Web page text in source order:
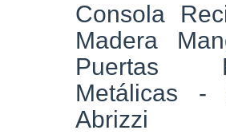
Consola
Madera
Puertas
Metálicas -
Abrizzi